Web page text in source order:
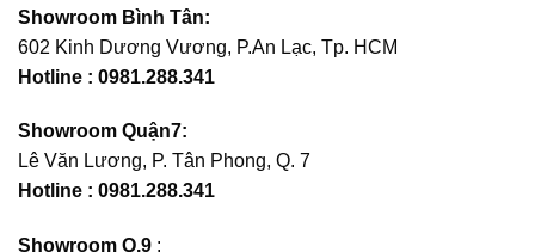
Showroom Bình Tân:
602 Kinh Dương Vương, P.An Lạc, Tp. HCM
Hotline : 0981.288.341
Showroom Quận7:
Lê Văn Lương, P. Tân Phong, Q. 7
Hotline : 0981.288.341
Showroom Q.9 :